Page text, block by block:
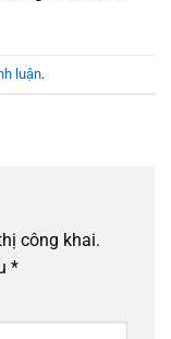
luận.
công khai.
*